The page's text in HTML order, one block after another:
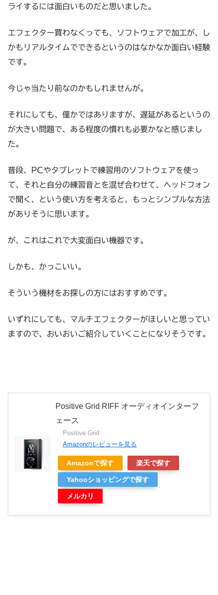
ライするには面白いものだと思いました。
エフェクター買わなくっても、ソフトウェアで加工が、し
かもリアルタイムでできるというのはなかなか面白い経験
です。
今じゃ当たり前なのかもしれませんが。
それにしても、僅かではありますが、遅延があるというの
が大きい問題で、ある程度の慣れも必要かなと感じまし
た。
普段、PCやタブレットで練習用のソフトウェアを使っ
て、それと自分の練習音とを混ぜ合わせて、ヘッドフォン
で聞く、という使い方を考えると、もっとシンプルな方法
がありそうに思います。
が、これはこれで大変面白い機器です。
しかも、かっこいい。
そういう機材をお探しの方にはおすすめです。
いずれにしても、マルチエフェクターがほしいと思ってい
ますので、おいおいご紹介していくことになりそうです。
Positive Grid RIFF オーディオインターフ
ェース
Positive Grid
Amazonのレビューを見る
Amazonで探す 楽天で探す
Yahooショッピングで探す
メルカリ